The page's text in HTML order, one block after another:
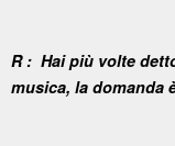
R : Hai più volte
musica, la domanda